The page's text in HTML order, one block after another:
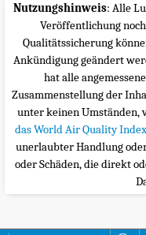
Nutzungshinweis: Alle
Veröffentlichung
Qualitätssicherung
Ankündigung geändert
hat alle
Zusammenstellung der
unter keinen Umständen,
das World Air Quality
unerlaubter Handlung
oder Schäden, die direkt